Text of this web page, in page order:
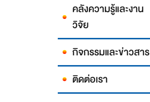
คลังความรู้และงาน
วิจัย
กิจกรรมและข่าวสาร
ติดต่อเรา